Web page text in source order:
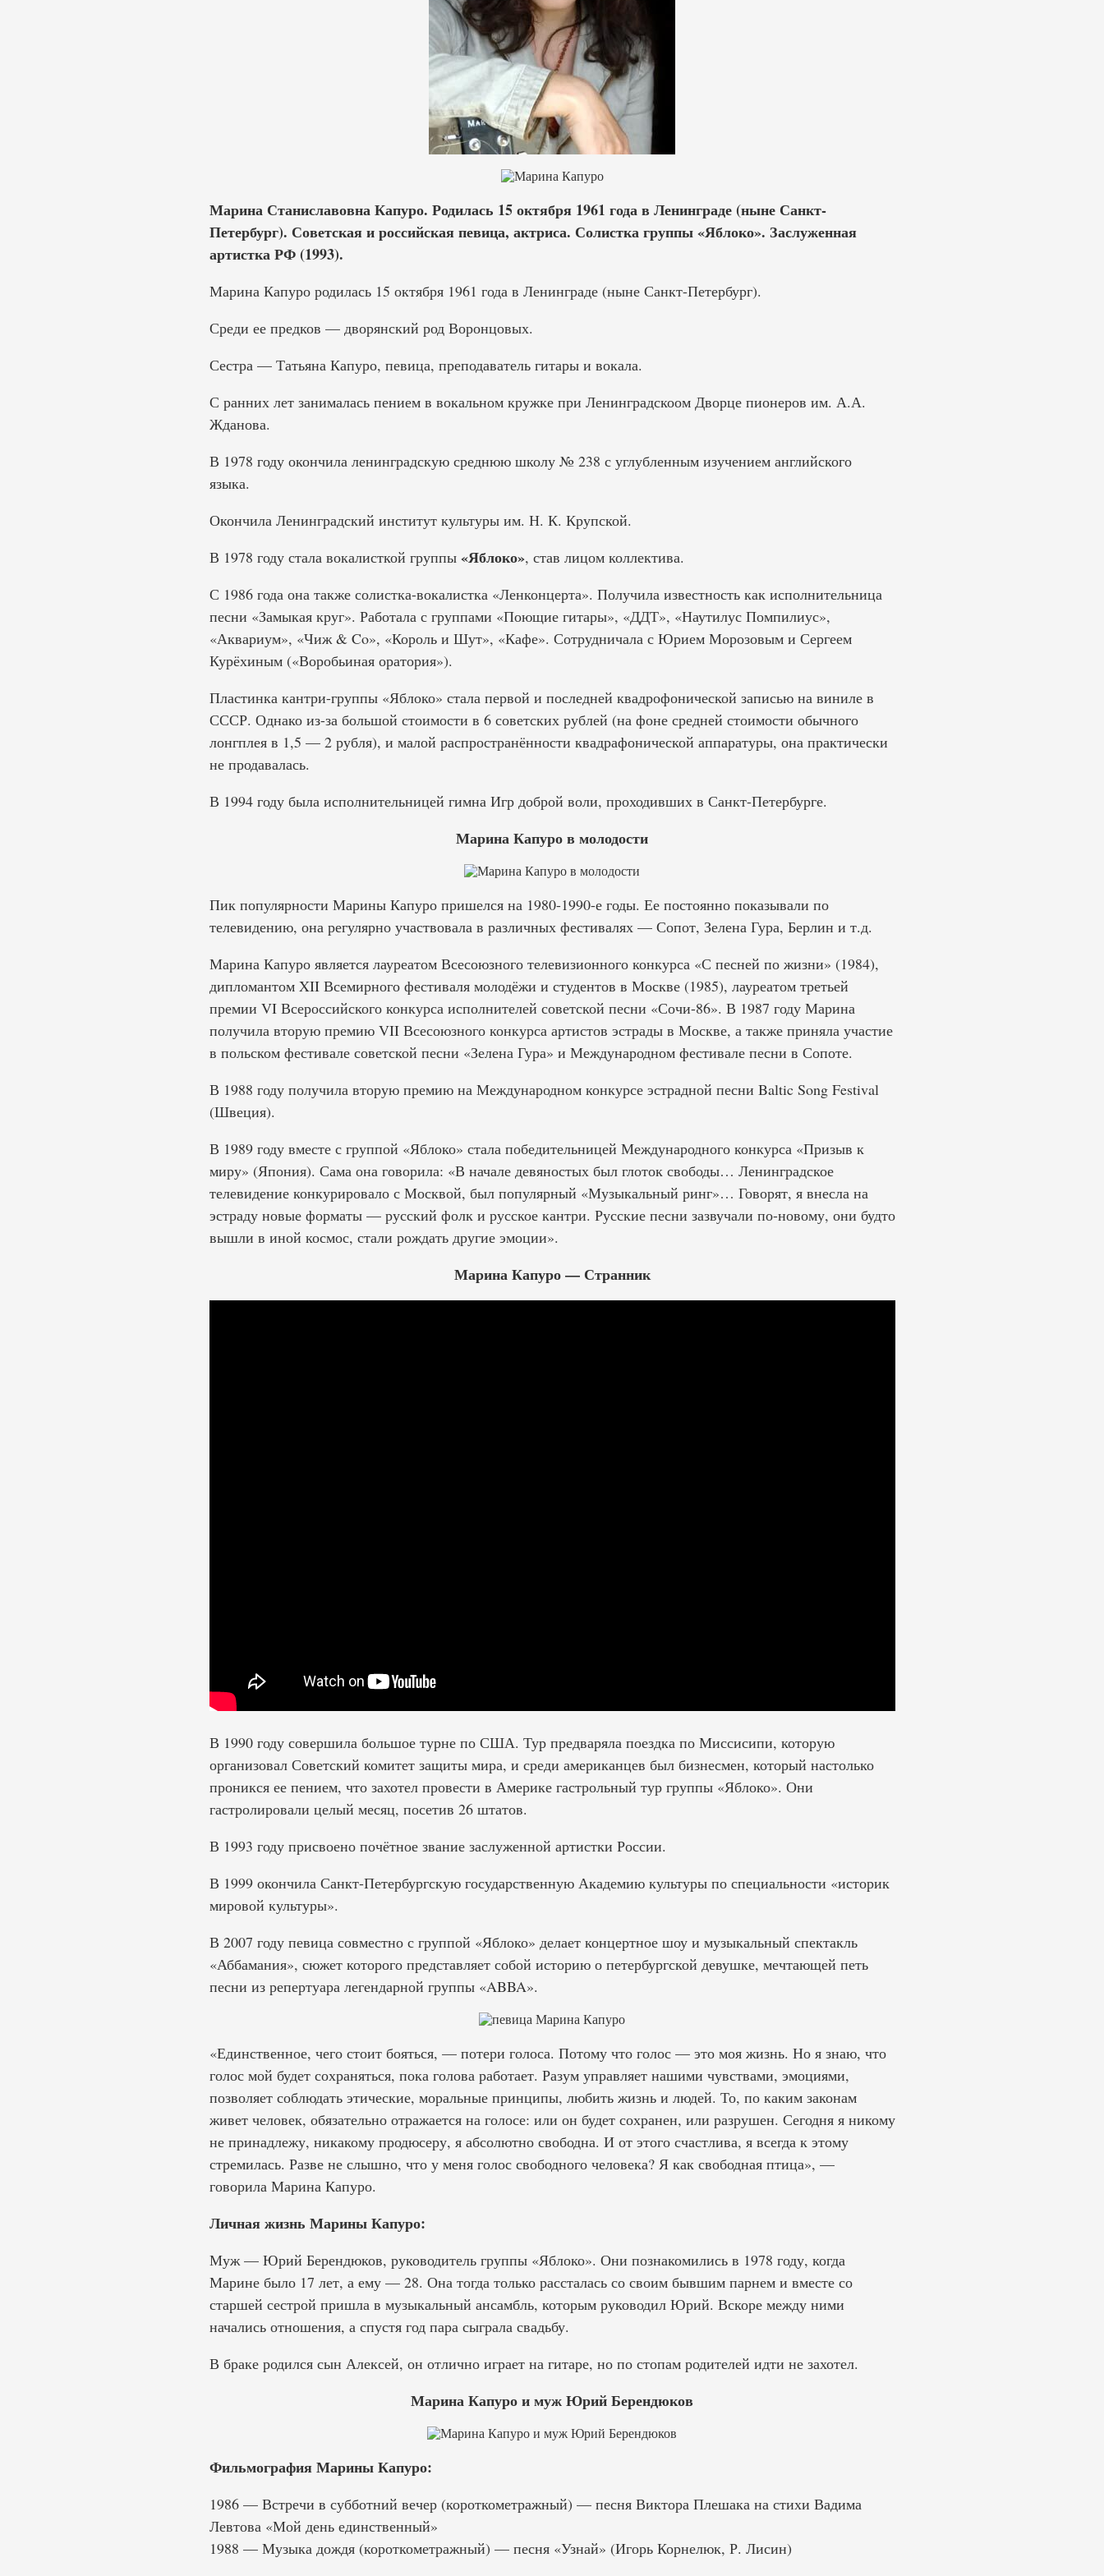
Марина Станиславовна Капуро. Родилась 15 октября 1961 года в Ленинграде (ныне Санкт-
Петербург). Советская и российская певица, актриса. Солистка группы «Яблоко». Заслуженная
артистка РФ (1993).
Марина Капуро родилась 15 октября 1961 года в Ленинграде (ныне Санкт-Петербург).
Среди ее предков — дворянский род Воронцовых.
Сестра — Татьяна Капуро, певица, преподаватель гитары и вокала.
С ранних лет занималась пением в вокальном кружке при Ленинградскоом Дворце пионеров им. А.А.
Жданова.
В 1978 году окончила ленинградскую среднюю школу № 238 с углубленным изучением английского
языка.
Окончила Ленинградский институт культуры им. Н. К. Крупской.
В 1978 году стала вокалисткой группы «Яблоко», став лицом коллектива.
С 1986 года она также солистка-вокалистка «Ленконцерта». Получила известность как исполнительница
песни «Замыкая круг». Работала с группами «Поющие гитары», «ДДТ», «Наутилус Помпилиус»,
«Аквариум», «Чиж & Co», «Король и Шут», «Кафе». Сотрудничала с Юрием Морозовым и Сергеем
Курёхиным («Воробьиная оратория»).
Пластинка кантри-группы «Яблоко» стала первой и последней квадрофонической записью на виниле в
СССР. Однако из-за большой стоимости в 6 советских рублей (на фоне средней стоимости обычного
лонгплея в 1,5 — 2 рубля), и малой распространённости квадрафонической аппаратуры, она практически
не продавалась.
В 1994 году была исполнительницей гимна Игр доброй воли, проходивших в Санкт-Петербурге.
Марина Капуро в молодости
Пик популярности Марины Капуро пришелся на 1980-1990-е годы. Ее постоянно показывали по
телевидению, она регулярно участвовала в различных фестивалях — Сопот, Зелена Гура, Берлин и т.д.
Марина Капуро является лауреатом Всесоюзного телевизионного конкурса «С песней по жизни» (1984),
дипломантом XII Всемирного фестиваля молодёжи и студентов в Москве (1985), лауреатом третьей
премии VI Всероссийского конкурса исполнителей советской песни «Сочи-86». В 1987 году Марина
получила вторую премию VII Всесоюзного конкурса артистов эстрады в Москве, а также приняла участие
в польском фестивале советской песни «Зелена Гура» и Международном фестивале песни в Сопоте.
В 1988 году получила вторую премию на Международном конкурсе эстрадной песни Baltic Song Festival
(Швеция).
В 1989 году вместе с группой «Яблоко» стала победительницей Международного конкурса «Призыв к
миру» (Япония). Сама она говорила: «В начале девяностых был глоток свободы… Ленинградское
телевидение конкурировало с Москвой, был популярный «Музыкальный ринг»… Говорят, я внесла на
эстраду новые форматы — русский фолк и русское кантри. Русские песни зазвучали по-новому, они будто
вышли в иной космос, стали рождать другие эмоции».
Марина Капуро — Странник
В 1990 году совершила большое турне по США. Тур предваряла поездка по Миссисипи, которую
организовал Советский комитет защиты мира, и среди американцев был бизнесмен, который настолько
проникся ее пением, что захотел провести в Америке гастрольный тур группы «Яблоко». Они
гастролировали целый месяц, посетив 26 штатов.
В 1993 году присвоено почётное звание заслуженной артистки России.
В 1999 окончила Санкт-Петербургскую государственную Академию культуры по специальности «историк
мировой культуры».
В 2007 году певица совместно с группой «Яблоко» делает концертное шоу и музыкальный спектакль
«Аббамания», сюжет которого представляет собой историю о петербургской девушке, мечтающей петь
песни из репертуара легендарной группы «ABBA».
«Единственное, чего стоит бояться, — потери голоса. Потому что голос — это моя жизнь. Но я знаю, что
голос мой будет сохраняться, пока голова работает. Разум управляет нашими чувствами, эмоциями,
позволяет соблюдать этические, моральные принципы, любить жизнь и людей. То, по каким законам
живет человек, обязательно отражается на голосе: или он будет сохранен, или разрушен. Сегодня я никому
не принадлежу, никакому продюсеру, я абсолютно свободна. И от этого счастлива, я всегда к этому
стремилась. Разве не слышно, что у меня голос свободного человека? Я как свободная птица», —
говорила Марина Капуро.
Личная жизнь Марины Капуро:
Муж — Юрий Берендюков, руководитель группы «Яблоко». Они познакомились в 1978 году, когда
Марине было 17 лет, а ему — 28. Она тогда только рассталась со своим бывшим парнем и вместе со
старшей сестрой пришла в музыкальный ансамбль, которым руководил Юрий. Вскоре между ними
начались отношения, а спустя год пара сыграла свадьбу.
В браке родился сын Алексей, он отлично играет на гитаре, но по стопам родителей идти не захотел.
Марина Капуро и муж Юрий Берендюков
Фильмография Марины Капуро:
1986 — Встречи в субботний вечер (короткометражный) — песня Виктора Плешака на стихи Вадима
Левтова «Мой день единственный»
1988 — Музыка дождя (короткометражный) — песня «Узнай» (Игорь Корнелюк, Р. Лисин)